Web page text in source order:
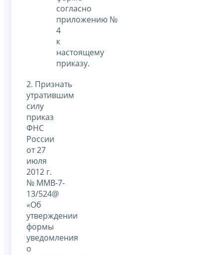
согласно
приложению №
4
к
настоящему
приказу.
2. Признать
утратившим
силу
приказ
ФНС
России
от 27
июля
2012 г.
№ ММВ-7-
13/524@
«Об
утверждении
формы
уведомления
о